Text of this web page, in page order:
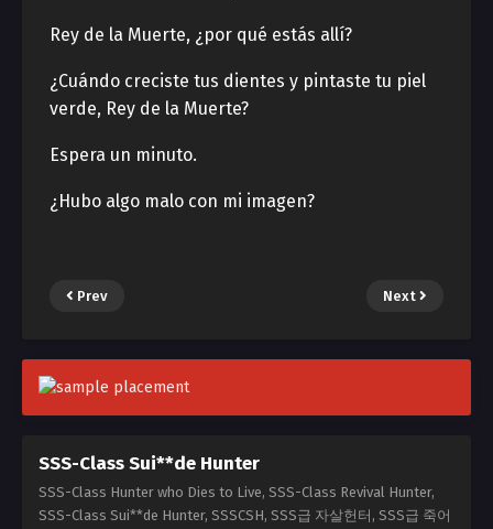
Rey de la Muerte, ¿por qué estás allí?
¿Cuándo creciste tus dientes y pintaste tu piel
verde, Rey de la Muerte?
Espera un minuto.
¿Hubo algo malo con mi imagen?
Prev Next
SSS-Class Sui**de Hunter
SSS-Class Hunter who Dies to Live, SSS-Class Revival Hunter,
SSS-Class Sui**de Hunter, SSSCSH, SSS급 자살헌터, SSS급 죽어